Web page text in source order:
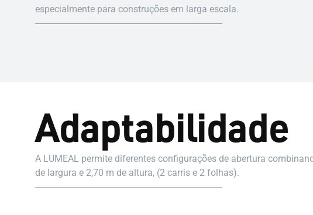
especialmente para construções em larga escala.
Adaptabilidade
A LUMEAL permite diferentes configurações de abertura
de largura e 2,70 m de altura, (2 carris e 2 folhas).